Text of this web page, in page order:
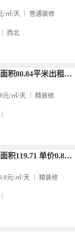
/㎡/天 ｜ 普通装修
｜ 西北
镇海329创业社区面积80.84平米出租 单价0.8元/平/
元/㎡/天 ｜ 精装修
镇海329创业社区面积119.71 单价0.8元/平/天
元/㎡/天 ｜ 精装修